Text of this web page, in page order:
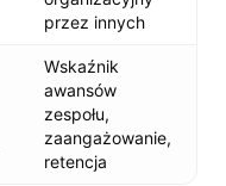
przez innych
Wskaźnik
awansów
zespołu,
zaangażowanie,
retencja